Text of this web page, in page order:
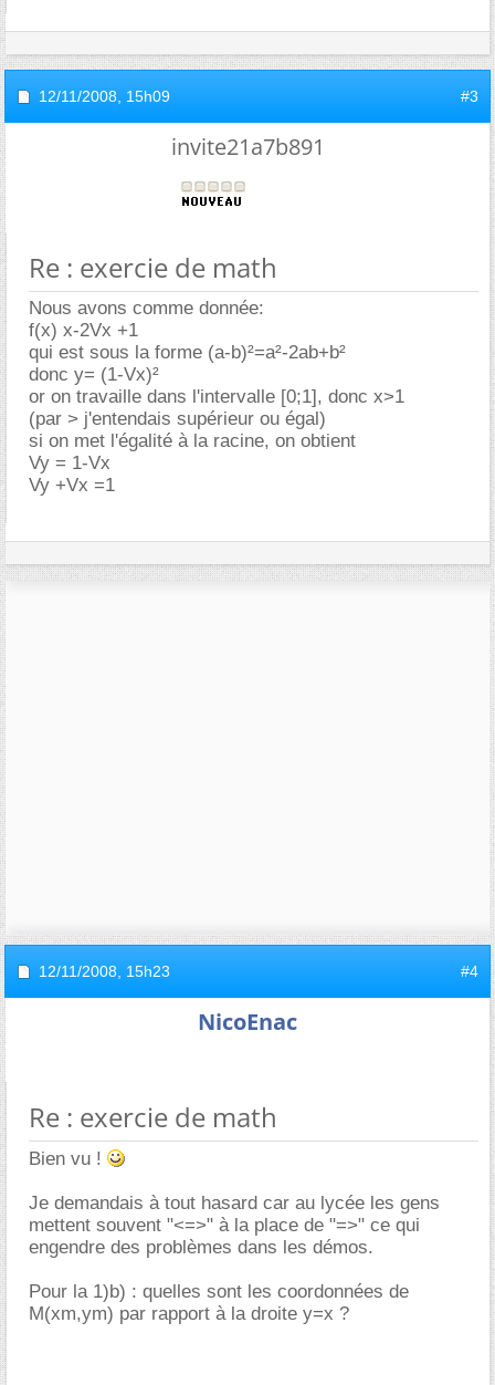
12/11/2008, 15h09 #3
invite21a7b891
Re : exercie de math
Nous avons comme donnée:
f(x) x-2Vx +1
qui est sous la forme (a-b)²=a²-2ab+b²
donc y= (1-Vx)²
or on travaille dans l'intervalle [0;1], donc x>1
(par > j'entendais supérieur ou égal)
si on met l'égalité à la racine, on obtient
Vy = 1-Vx
Vy +Vx =1
12/11/2008, 15h23 #4
NicoEnac
Re : exercie de math
Bien vu !
Je demandais à tout hasard car au lycée les gens
mettent souvent "<=>" à la place de "=>" ce qui
engendre des problèmes dans les démos.
Pour la 1)b) : quelles sont les coordonnées de
M(xm,ym) par rapport à la droite y=x ?